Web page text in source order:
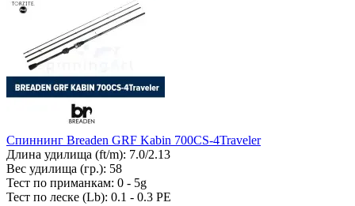
Спиннинг Breaden GRF Kabin 700CS-4Traveler
Длина удилища (ft/m): 7.0/2.13
Вес удилища (гр.): 58
Тест по приманкам: 0 - 5g
Тест по леске (Lb): 0.1 - 0.3 PE